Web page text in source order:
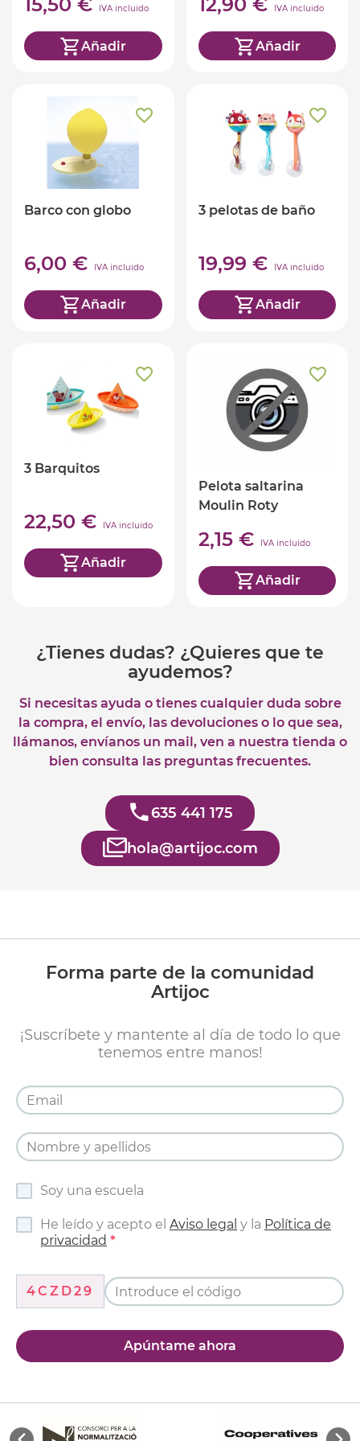
15,50 € IVA incluido
Añadir
12,90 € IVA incluido
Añadir
Barco con globo
6,00 € IVA incluido
Añadir
3 pelotas de baño
19,99 € IVA incluido
Añadir
3 Barquitos
22,50 € IVA incluido
Añadir
Pelota saltarina
Moulin Roty
2,15 € IVA incluido
Añadir
¿Tienes dudas? ¿Quieres que te
ayudemos?
Si necesitas ayuda o tienes cualquier duda sobre
la compra, el envío, las devoluciones o lo que sea,
llámanos, envíanos un mail, ven a nuestra tienda o
bien consulta las preguntas frecuentes.
635 441 175
hola@artijoc.com
Forma parte de la comunidad
Artijoc
¡Suscríbete y mantente al día de todo lo que
tenemos entre manos!
Soy una escuela
He leído y acepto el Aviso legal y la Política de
privacidad
4CZD29
Apúntame ahora